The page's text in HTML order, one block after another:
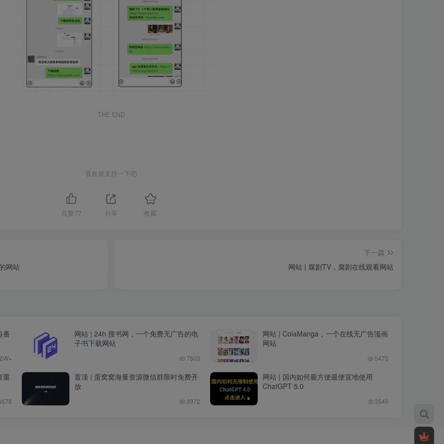
THE END
喜欢就支持一下吧
点赞 77 分享 收藏
网站
下一篇
网站 | 腐剧TV，腐剧在线观看网站
番
网站 | 24h 搜书网，一个免费无广告的电
子书下载网站
7603
网站 | ColaManga，一个在线无广告漫画
网站
5470
重
置顶 | 蛋窝窝海量资源微信群限时免费开
放
3972
网站 | 国内如何最方便最便宜地使用
ChatGPT 5.0
3546